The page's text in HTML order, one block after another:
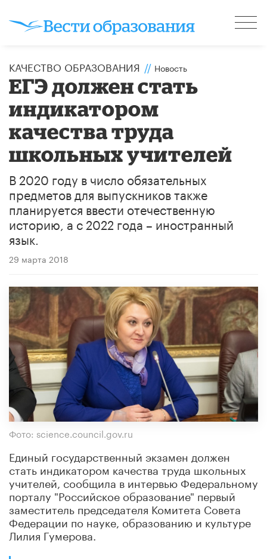
КАЧЕСТВО ОБРАЗОВАНИЯ // Новость
ЕГЭ должен стать
индикатором
качества труда
школьных учителей
В 2020 году в число обязательных
предметов для выпускников также
планируется ввести отечественную
историю, а с 2022 года – иностранный
язык.
29 марта 2018
Фото: science.council.gov.ru
Единый государственный экзамен должен
стать индикатором качества труда школьных
учителей, сообщила в интервью Федеральному
порталу "Российское образование" первый
заместитель председателя Комитета Совета
Федерации по науке, образованию и культуре
Лилия Гумерова.